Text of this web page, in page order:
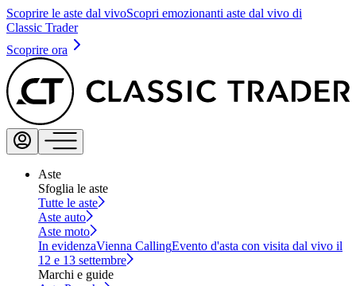
Scoprire le aste dal vivoScopri emozionanti aste dal vivo di
Classic Trader
Scoprire ora
Aste
Sfoglia le aste
Tutte le aste
Aste auto
Aste moto
In evidenzaVienna CallingEvento d'asta con visita dal vivo il
12 e 13 settembre
Marchi e guide